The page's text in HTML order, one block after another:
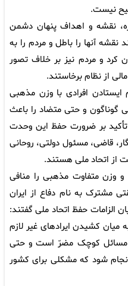
نیست.
نقشه و اهداف پنهان دشمن
نقشه آنها را باطل و مردم را به
کرد و مردم نیز بر خلاف تصور
از نظام برخاستند.
افرادی با وزن مذهبی
گوناگون و حتی متضاد را باعث
تأکید بر ضرورت حفظ این وحدت
قاضی، مسئول دولتی، روحانی
از اتحاد ملی هستند.
وزن متفاوت مذهبی را منافی
مشترک به نام دفاع از ایران
الزامات حفظ اتحاد ملی گفتند:
میان کشیدن ایرادهای غیر لازم
مسائل کوچک مضرّ است و حتی
شود که مشکلی برای کشور